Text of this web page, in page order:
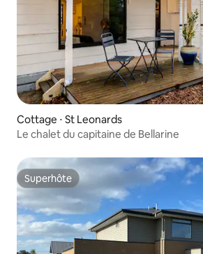
Cottage ⋅ St Leonards
Le chalet du capitaine de Bellarine
Superhôte
Superhôte